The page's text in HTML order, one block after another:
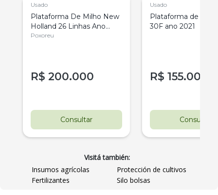
Usado
Plataforma De Milho New
Holland 26 Linhas Ano
2018
Poxoreu
R$ 200.000
Consultar
Usado
Plataforma de Soja
30F ano 2021
R$ 155.000
Consultar
Visitá también:
Insumos agrícolas
Protección de cultivos
Fertilizantes
Silo bolsas